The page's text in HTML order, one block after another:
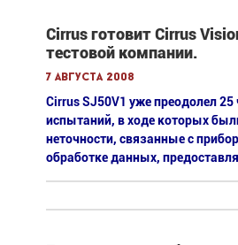
Cirrus готовит Cirrus
тестовой компании.
7 августа 2008
Cirrus SJ50V1 уже преодолел 25
испытаний, в ходе которых
неточности, связанные с
обработке данных,